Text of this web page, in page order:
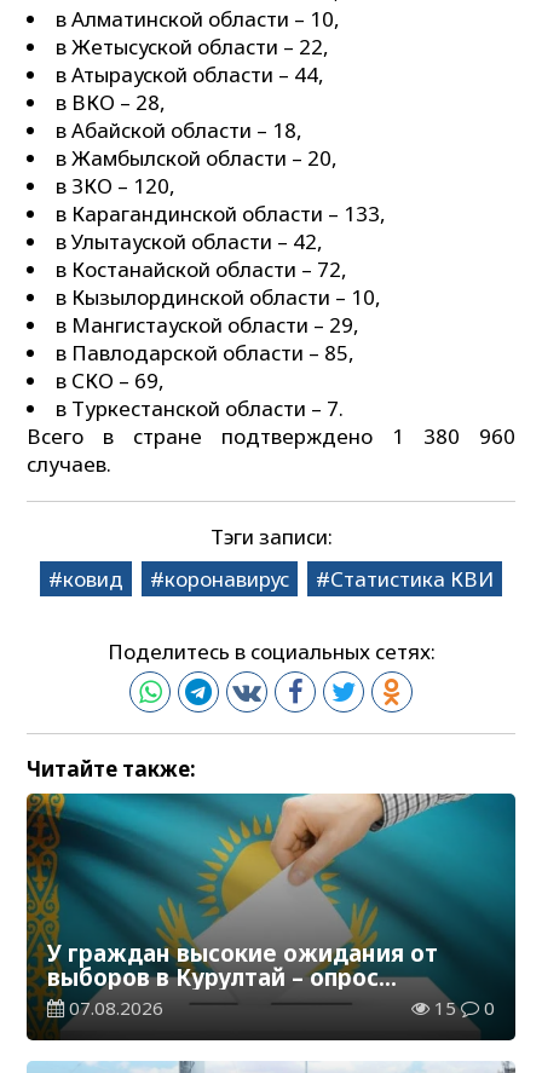
в Алматинской области – 10,
в Жетысуской области – 22,
в Атырауской области – 44,
в ВКО – 28,
в Абайской области – 18,
в Жамбылской области – 20,
в ЗКО – 120,
в Карагандинской области – 133,
в Улытауской области – 42,
в Костанайской области – 72,
в Кызылординской области – 10,
в Мангистауской области – 29,
в Павлодарской области – 85,
в СКО – 69,
в Туркестанской области – 7.
Всего в стране подтверждено 1 380 960
случаев.
Тэги записи:
ковид
коронавирус Статистика КВИ
Поделитесь в социальных сетях:
Читайте также:
У граждан высокие ожидания от
выборов в Курултай – опрос
общественного мнения
07.08.2026 15 0